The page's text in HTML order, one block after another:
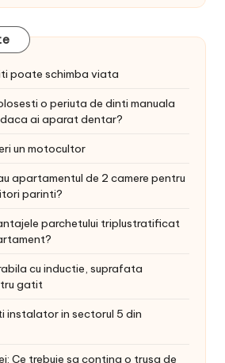
iti poate schimba viata
o periuta de dinti manuala
ai aparat dentar?
un motocultor
apartamentul de 2 camere pentru
parinti?
parchetului triplustratificat
cu inductie, suprafata
gatit
instalator in sectorul 5 din
Ce trebuie sa contina o trusa de